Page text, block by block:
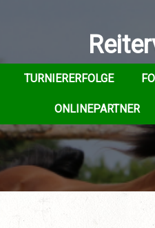
TURNIERERFOLGE
ONLINEPARTNER